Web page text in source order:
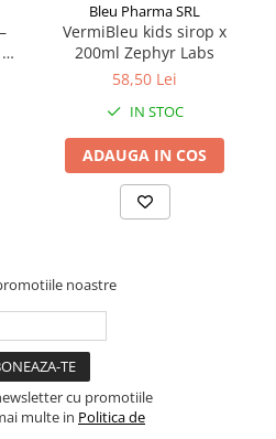
Bleu Pharma SRL
VermiBleu kids sirop x
200ml Zephyr Labs
58,50 Lei
IN STOC
ADAUGA IN COS
noastre
cu promotiile
multe in Politica de